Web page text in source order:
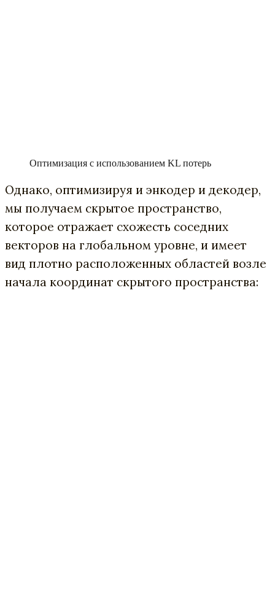
Оптимизация с использованием KL потерь
Однако, оптимизируя и энкодер и декодер,
мы получаем скрытое пространство,
которое отражает схожесть соседних
векторов на глобальном уровне, и имеет
вид плотно расположенных областей возле
начала координат скрытого пространства: